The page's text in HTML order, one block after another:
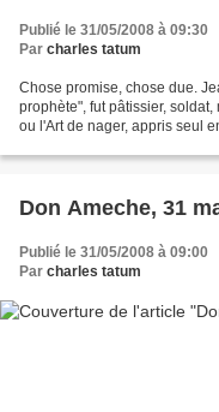
Publié le 31/05/2008 à 09:30
Par charles tatum
Chose promise, chose due.
prophète", fut pâtissier,
ou l'Art de nager, appris seul
Don Ameche, 31
Publié le 31/05/2008 à 09:00
Par charles tatum